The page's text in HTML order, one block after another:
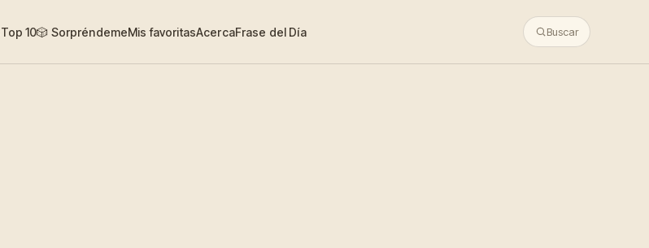
Top 10🎲 SorpréndemeMis favoritasAcercaFrase del Día Buscar